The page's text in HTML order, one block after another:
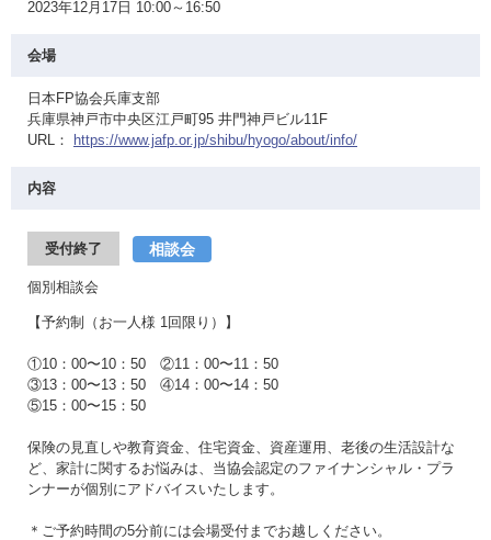
2023年12月17日 10:00～16:50
会場
日本FP協会兵庫支部
兵庫県神戸市中央区江戸町95 井門神戸ビル11F
URL：
https://www.jafp.or.jp/shibu/hyogo/about/info/
内容
受付終了 相談会
個別相談会
【予約制（お一人様 1回限り）】
①10：00〜10：50 ②11：00〜11：50
③13：00〜13：50 ④14：00〜14：50
⑤15：00〜15：50
保険の見直しや教育資金、住宅資金、資産運用、老後の生活設計な
ど、家計に関するお悩みは、当協会認定のファイナンシャル・プラ
ンナーが個別にアドバイスいたします。
＊ご予約時間の5分前には会場受付までお越しください。